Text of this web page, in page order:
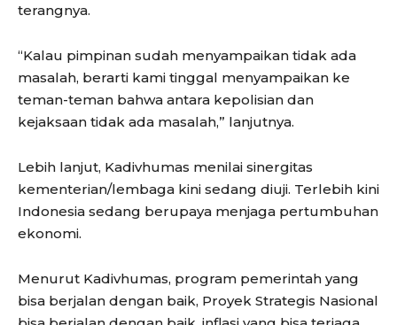
terangnya.
“Kalau pimpinan sudah menyampaikan tidak ada
masalah, berarti kami tinggal menyampaikan ke
teman-teman bahwa antara kepolisian dan
kejaksaan tidak ada masalah,” lanjutnya.
Lebih lanjut, Kadivhumas menilai sinergitas
kementerian/lembaga kini sedang diuji. Terlebih kini
Indonesia sedang berupaya menjaga pertumbuhan
ekonomi.
Menurut Kadivhumas, program pemerintah yang
bisa berjalan dengan baik, Proyek Strategis Nasional